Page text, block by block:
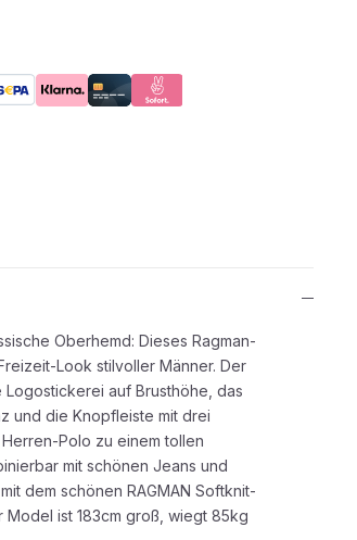
Oberhemd: Dieses Ragman-
Look stilvoller Männer. Der
auf Brusthöhe, das
und die Knopfleiste mit drei
Polo zu einem tollen
mit schönen Jeans und
dem schönen RAGMAN Softknit-
Model ist 183cm groß, wiegt 85kg